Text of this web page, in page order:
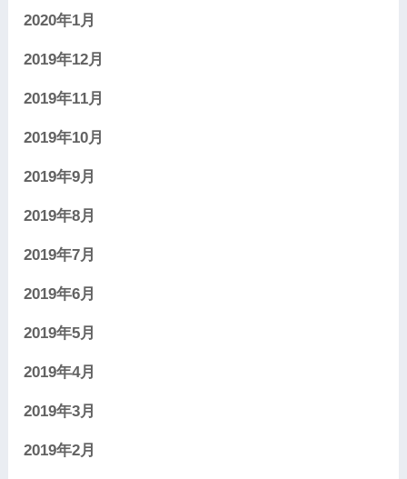
2020年1月
2019年12月
2019年11月
2019年10月
2019年9月
2019年8月
2019年7月
2019年6月
2019年5月
2019年4月
2019年3月
2019年2月